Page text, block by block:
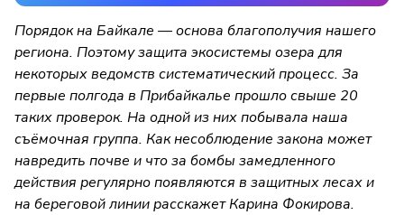
Порядок на Байкале — основа благополучия нашего
региона. Поэтому защита экосистемы озера для
некоторых ведомств систематический процесс. За
первые полгода в Прибайкалье прошло свыше 20
таких проверок. На одной из них побывала наша
съёмочная группа. Как несоблюдение закона может
навредить почве и что за бомбы замедленного
действия регулярно появляются в защитных лесах и
на береговой линии расскажет Карина Фокирова.